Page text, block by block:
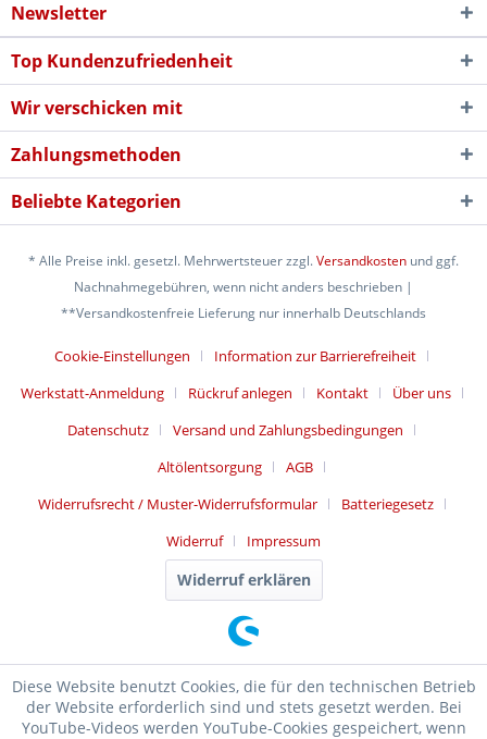
Newsletter
Top Kundenzufriedenheit
Wir verschicken mit
Zahlungsmethoden
Beliebte Kategorien
* Alle Preise inkl. gesetzl. Mehrwertsteuer zzgl.Versandkosten und ggf.
Nachnahmegebühren, wenn nicht anders beschrieben |
**Versandkostenfreie Lieferung nur innerhalb Deutschlands
Cookie-Einstellungen
Information zur Barrierefreiheit
Werkstatt-Anmeldung
Rückruf anlegen Kontakt
Über uns
Datenschutz
Versand und Zahlungsbedingungen
Altölentsorgung
AGB
Widerrufsrecht / Muster-Widerrufsformular
Batteriegesetz
Widerruf
Impressum
Widerruf erklären
Diese Website benutzt Cookies, die für den technischen Betrieb
der Website erforderlich sind und stets gesetzt werden. Bei
YouTube-Videos werden YouTube-Cookies gespeichert, wenn